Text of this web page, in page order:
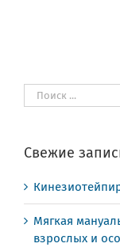
Результат
поиска:
Свежие
Мягкая
взрослых и